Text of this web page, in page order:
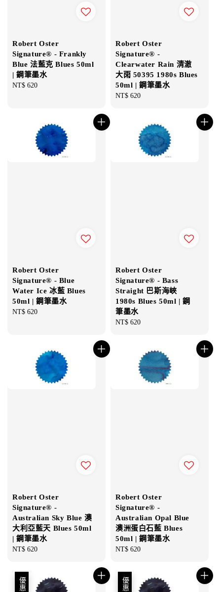
Robert Oster
Signature® - Frankly
Blue 法藍克 Blues 50ml
| 鋼筆墨水
Regular
NT$ 620
Robert Oster
Signature® -
Clearwater Rain 清澈
大雨 50395 1980s Blues
50ml | 鋼筆墨水
Regular
NT$ 620
Robert Oster
Signature® - Blue
Water Ice 冰藍 Blues
50ml | 鋼筆墨水
Regular
NT$ 620
Robert Oster
Signature® - Bass
Straight 巴斯海峽
1980s Blues 50ml | 鋼
筆墨水
Regular
NT$ 620
Robert Oster
Signature® -
Australian Sky Blue 澳
大利亞藍天 Blues 50ml
| 鋼筆墨水
Regular
NT$ 620
Robert Oster
Signature® -
Australian Opal Blue
澳洲蛋白石藍 Blues
50ml | 鋼筆墨水
Regular
NT$ 620
優惠 優惠